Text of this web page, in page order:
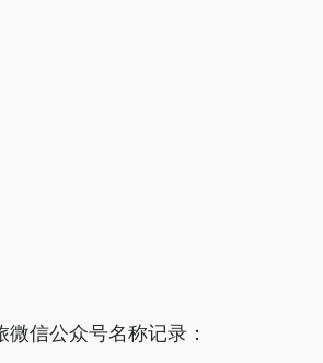
信公众号名称记录：